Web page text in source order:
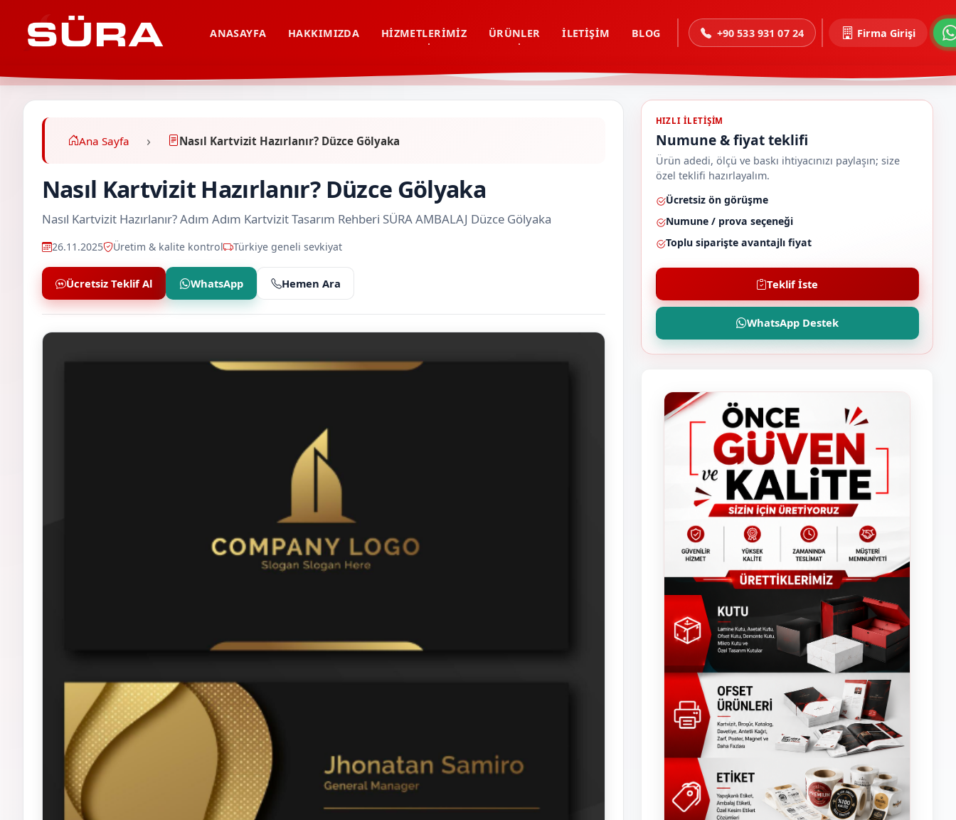
ANASAYFA HAKKIMIZDA HIZMETLERIMIZ ÜRÜNLER İLETIŞIM BLOG +90 533 931 07 24 Firma Girişi
Ana Sayfa Nasıl Kartvizit Hazırlanır? Düzce Gölyaka
Nasıl Kartvizit Hazırlanır? Düzce Gölyaka
Nasıl Kartvizit Hazırlanır? Adım Adım Kartvizit Tasarım Rehberi SÜRA AMBALAJ Düzce Gölyaka
26.11.2025 Üretim & kalite kontrol Türkiye geneli sevkiyat
Ücretsiz Teklif Al WhatsApp Hemen Ara
HIZLI ILETIŞIM
Numune & fiyat teklifi
Ürün adedi, ölçü ve baskı ihtiyacınızı paylaşın; size
özel teklifi hazırlayalım.
Ücretsiz ön görüşme
Numune / prova seçeneği
Toplu siparişte avantajlı fiyat
Teklif İste
WhatsApp Destek